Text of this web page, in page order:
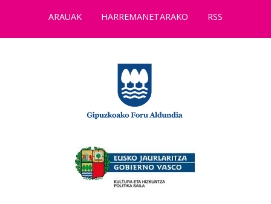
ARAUAK
HARREMANETARAKO RSS